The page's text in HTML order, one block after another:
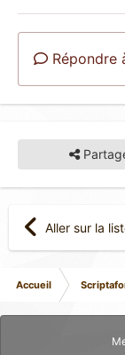
Répondre
Aller sur la
Accueil